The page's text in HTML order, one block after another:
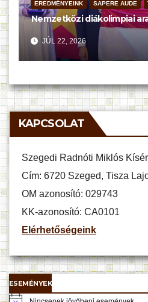
EREDMÉNYEINK SAPERE AUDE
Nemzetközi diákolimpiai
JÚL 22, 2026
KAPCSOLAT
Szegedi Radnóti Miklós
Cím: 6720 Szeged, Tisza
OM azonosító: 029743
KK-azonosító: CA0101
Elérhetőségeink
ESEMÉNYEK